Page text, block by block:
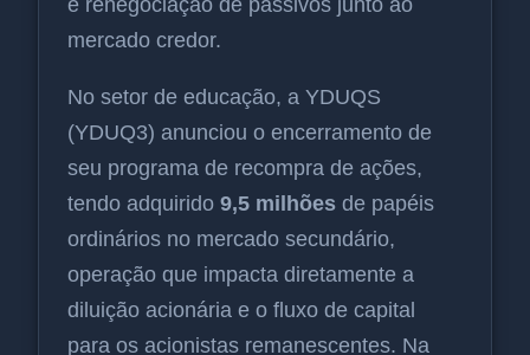
mercado credor.
No setor de educação, a YDUQS
(YDUQ3) anunciou o encerramento de
seu programa de recompra de ações,
tendo adquirido 9,5 milhões de papéis
ordinários no mercado secundário,
operação que impacta diretamente a
diluição acionária e o fluxo de capital
para os acionistas remanescentes. Na